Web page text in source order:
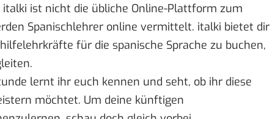
ist nicht die übliche Online-Plattform zum
Spanischlehrer online vermittelt. italki bietet dir
für die spanische Sprache zu buchen,
lernt ihr euch kennen und seht, ob ihr diese
möchtet. Um deine künftigen